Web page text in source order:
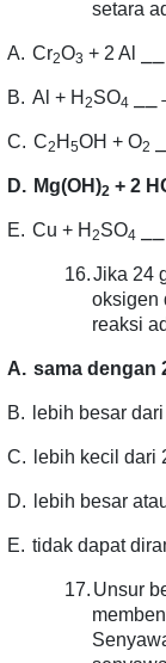
setara
A. Cr2O3 + 2 Al
B. Al + H 2SO4
C. C2 H 5OH + O2
D. Mg(OH)2 + 2
E. Cu + H 2SO4
16.Jika 24
oksigen
reaksi
A. sama dengan
B. lebih besar
C. lebih kecil dari
D. lebih besar
E. tidak dapat
17. Unsur